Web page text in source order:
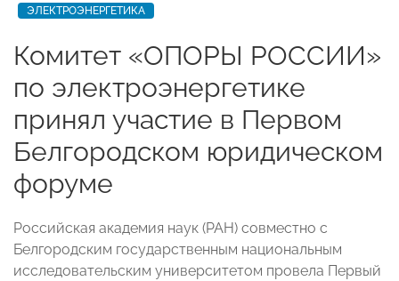
ЭЛЕКТРОЭНЕРГЕТИКА
Комитет «ОПОРЫ РОССИИ»
по электроэнергетике
принял участие в Первом
Белгородском юридическом
форуме
Российская академия наук (РАН) совместно с
Белгородским государственным национальным
исследовательским университетом провела Первый